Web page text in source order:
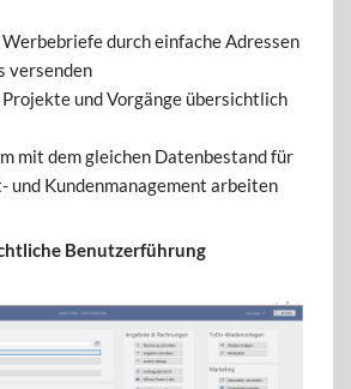
durch einfache Adressen
versenden
und Vorgänge übersichtlich
mit dem gleichen Datenbestand für
und Kundenmanagement arbeiten
Benutzerführung